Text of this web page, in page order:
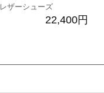
レザーシューズ
22,400円